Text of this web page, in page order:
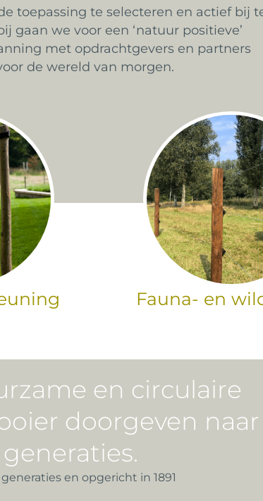
toepassing te selecteren en actief bij
gaan we voor een ‘natuur positieve’
met opdrachtgevers en partners
de wereld van morgen.
Fauna- en
en circulaire
doorgeven naar
en opgericht in 1891